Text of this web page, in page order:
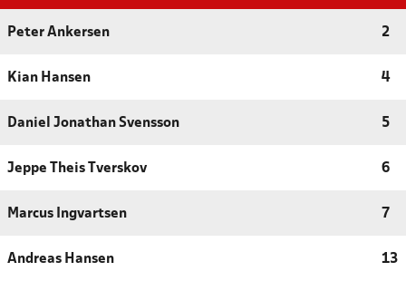
Peter Ankersen 2
Kian Hansen 4
Daniel Jonathan Svensson 5
Jeppe Theis Tverskov 6
Marcus Ingvartsen 7
Andreas Hansen 13